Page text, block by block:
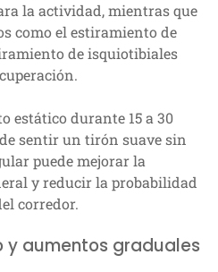
la actividad, mientras que
como el estiramiento de
de isquiotibiales
estático durante 15 a 30
sentir un tirón suave sin
puede mejorar la
y reducir la probabilidad
corredor.
y aumentos graduales